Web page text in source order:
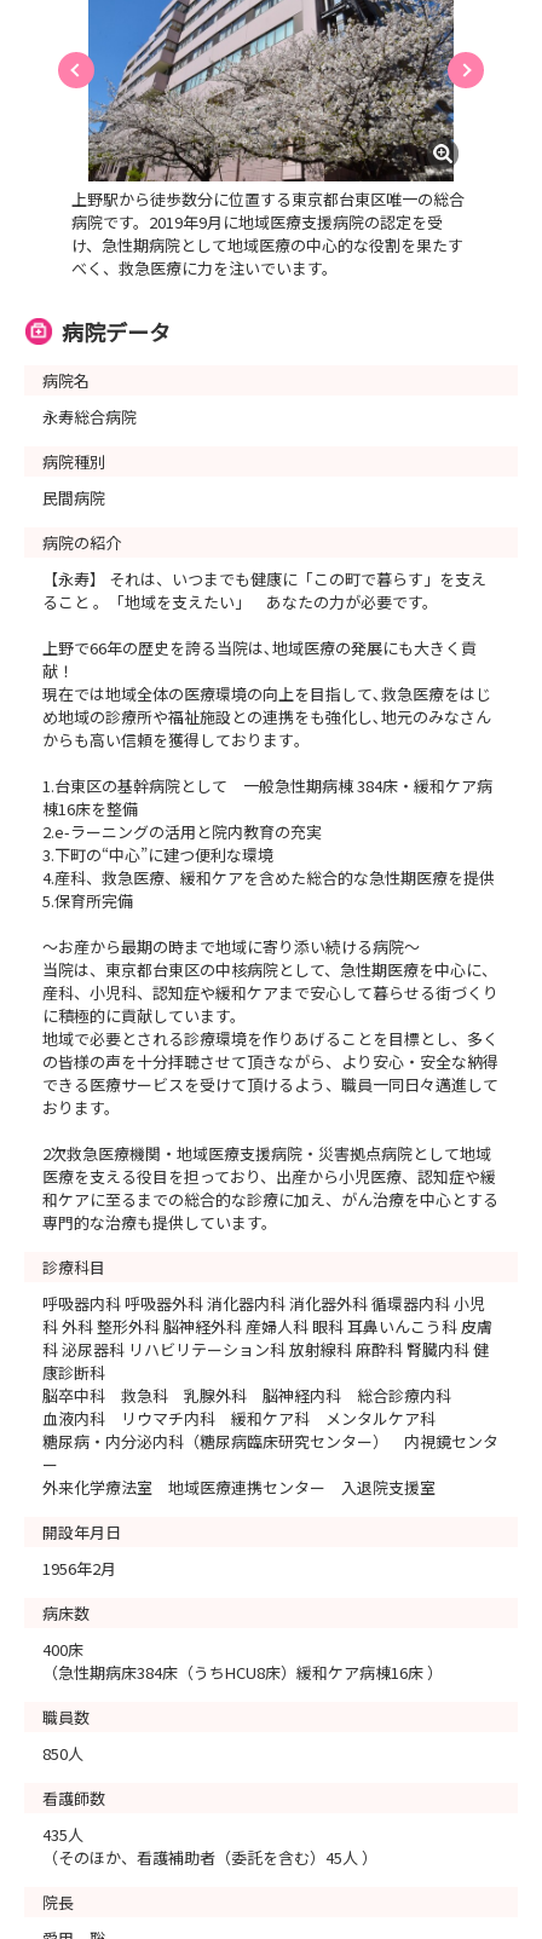
【直近開催日時】
2026/08/22(土) 9:00～13:00
2026/09/19(土) 9:00～13:00
【予約フォーム】
https://nurse.mynavi.jp/student/hospitals/outline/268
094/seminars/detail/feb70004301b8ff2fdc8647721d9fc
1d#miniTab
==◆==◆◆==◆◆==◆
【開催形式】 対面
【予約フォーム】
https://nurse.mynavi.jp/student/hospitals/outline/268
1500#miniTab
◆==◆◆==◆==2027卒対象 WEBスピードセミナー
==◆==◆◆==◆
【開催形式】 WEB
【予約フォーム】
https://nurse.mynavi.jp/student/hospitals/outline/268
094/seminars/detail/3e8b091a44722c44b947b3e5961f
48a5#miniTab
皆様からのエントリーお待ちしております♪
上野駅から徒歩数分に位置する東京都台東区唯一の総合
病院です。2019年9月に地域医療支援病院の認定を受
け、急性期病院として地域医療の中心的な役割を果たす
べく、救急医療に力を注いでいます。
病院データ
病院名
永寿総合病院
病院種別
民間病院
病院の紹介
【永寿】 それは、いつまでも健康に「この町で暮らす」を支え
ること 。「地域を支えたい」 あなたの力が必要です。
上野で66年の歴史を誇る当院は､地域医療の発展にも大きく貢
献！
現在では地域全体の医療環境の向上を目指して､救急医療をはじ
め地域の診療所や福祉施設との連携をも強化し､地元のみなさん
からも高い信頼を獲得しております｡
1.台東区の基幹病院として 一般急性期病棟 384床‧緩和ケア病
棟16床を整備
2.e-ラーニングの活用と院内教育の充実
3.下町の“中心”に建つ便利な環境
4.産科、救急医療、緩和ケアを含めた総合的な急性期医療を提供
5.保育所完備
～お産から最期の時まで地域に寄り添い続ける病院～
当院は、東京都台東区の中核病院として、急性期医療を中心に、
産科、小児科、認知症や緩和ケアまで安心して暮らせる街づくり
に積極的に貢献しています。
地域で必要とされる診療環境を作りあげることを目標とし、多く
の皆様の声を十分拝聴させて頂きながら、より安心・安全な納得
できる医療サービスを受けて頂けるよう、職員一同日々邁進して
おります。
2次救急医療機関・地域医療支援病院・災害拠点病院として地域
医療を支える役目を担っており、出産から小児医療、認知症や緩
和ケアに至るまでの総合的な診療に加え、がん治療を中心とする
専門的な治療も提供しています。
診療科目
呼吸器内科 呼吸器外科 消化器内科 消化器外科 循環器内科 小児
科 外科 整形外科 脳神経外科 産婦人科 眼科 耳鼻いんこう科 皮膚
科 泌尿器科 リハビリテーション科 放射線科 麻酔科 腎臓内科 健
康診断科
脳卒中科 救急科 乳腺外科 脳神経内科 総合診療内科
血液内科 リウマチ内科 緩和ケア科 メンタルケア科
糖尿病・内分泌内科（糖尿病臨床研究センター） 内視鏡センタ
ー
外来化学療法室 地域医療連携センター 入退院支援室
開設年月日
1956年2月
病床数
400床
（急性期病床384床（うちHCU8床）緩和ケア病棟16床 ）
職員数
850人
看護師数
435人
（そのほか、看護補助者（委託を含む）45人 ）
院長